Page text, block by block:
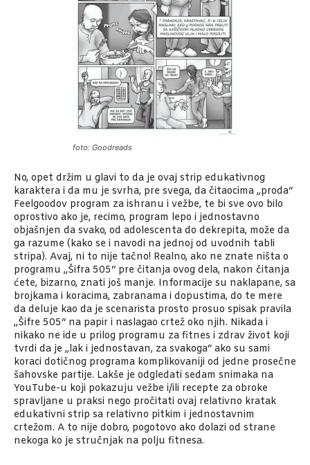
foto: Goodreads
No, opet držim u glavi to da je ovaj strip edukativnog
karaktera i da mu je svrha, pre svega, da čitaocima „proda“
Feelgoodov program za ishranu i vežbe, te bi sve ovo bilo
oprostivo ako je, recimo, program lepo i jednostavno
objašnjen da svako, od adolescenta do dekrepita, može da
ga razume (kako se i navodi na jednoj od uvodnih tabli
stripa). Avaj, ni to nije tačno! Realno, ako ne znate ništa o
programu „Šifra 505“ pre čitanja ovog dela, nakon čitanja
ćete, bizarno, znati još manje. Informacije su naklapane, sa
brojkama i koracima, zabranama i dopustima, do te mere
da deluje kao da je scenarista prosto prosuo spisak pravila
„Šifre 505“ na papir i naslagao crtež oko njih. Nikada i
nikako ne ide u prilog programu za fitnes i zdrav život koji
tvrdi da je „lak i jednostavan, za svakoga“ ako su sami
koraci dotičnog programa komplikovaniji od jedne prosečne
šahovske partije. Lakše je odgledati sedam snimaka na
YouTube-u koji pokazuju vežbe i/ili recepte za obroke
spravljane u praksi nego pročitati ovaj relativno kratak
edukativni strip sa relativno pitkim i jednostavnim
crtežom. A to nije dobro, pogotovo ako dolazi od strane
nekoga ko je stručnjak na polju fitnesa.